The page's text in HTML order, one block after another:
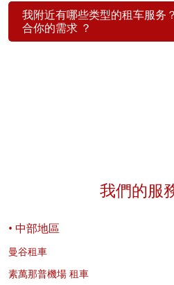
我附近有哪些类型的租车服务
合你的需求 ？
我們的服
• 中部地區
曼谷租車
素萬那普機場 租車